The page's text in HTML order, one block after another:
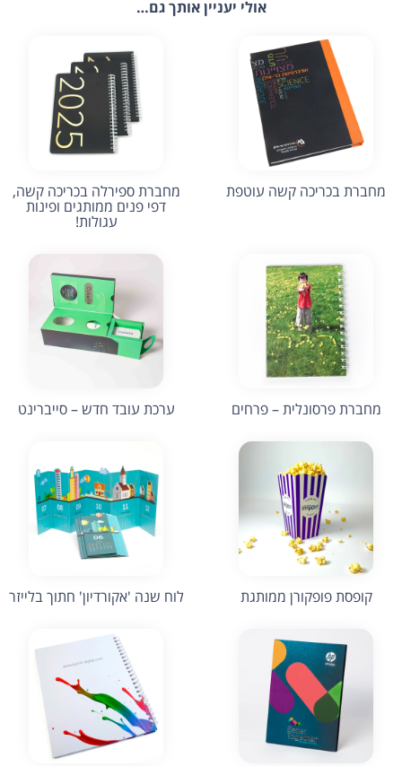
אולי יעניין אותך גם…
מחברת בכריכה קשה עוטפת מחברת ספירלה בכריכה קשה,
דפי פנים ממותגים ופינות
עגולות!
מחברת פרסונלית – פרחים ערכת עובד חדש – סייברינט
קופסת פופקורן ממותגת לוח שנה 'אקורדיון' חתוך בלייזר